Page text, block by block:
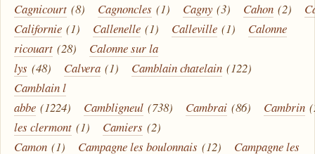
Cagnicourt (8) Cagnoncles (1) Cagny (3) Cahon (2)
Californie (1) Callenelle (1) Calleville (1)
Calonne
ricouart (28)
Calonne sur la
lys (48) Calvera (1) Camblain chatelain (122)
Camblain l
abbe (1224) Cambligneul (738) Cambrai (86) Cambrin
les clermont (1) Camiers (2)
Camon (1) Campagne les boulonnais (12) Campagne les